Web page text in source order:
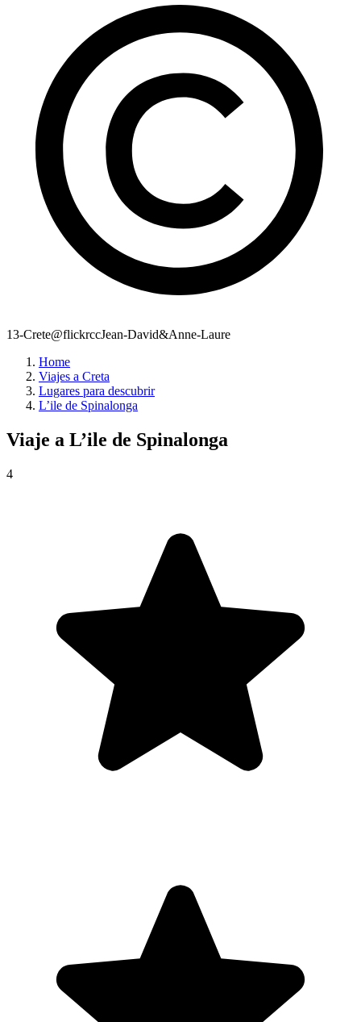
13-Crete@flickrccJean-David&Anne-Laure
Home
Viajes a Creta
Lugares para descubrir
L’ile de Spinalonga
Viaje a L’ile de Spinalonga
4